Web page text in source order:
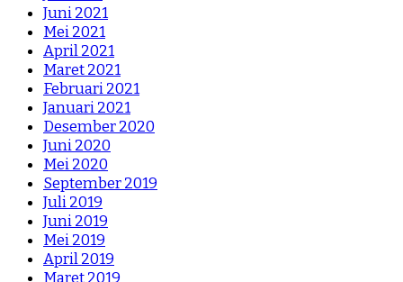
Juni 2021
Mei 2021
April 2021
Maret 2021
Februari 2021
Januari 2021
Desember 2020
Juni 2020
Mei 2020
September 2019
Juli 2019
Juni 2019
Mei 2019
April 2019
Maret 2019